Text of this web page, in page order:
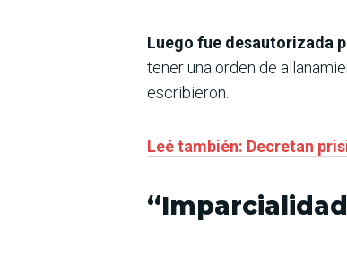
Luego fue desautorizada
tener una orden de
escribieron.
Leé también: Decretan